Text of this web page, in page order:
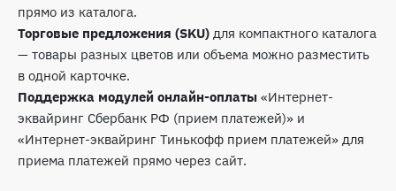
прямо из каталога.
Торговые предложения (SKU) для компактного каталога
— товары разных цветов или объема можно разместить
в одной карточке.
Поддержка модулей онлайн-оплаты «Интернет-
эквайринг Сбербанк РФ (прием платежей)» и
«Интернет-эквайринг Тинькофф прием платежей» для
приема платежей прямо через сайт.